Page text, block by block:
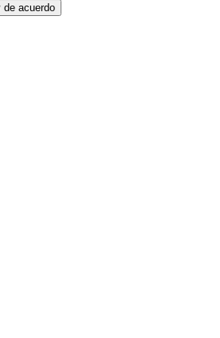
de acuerdo